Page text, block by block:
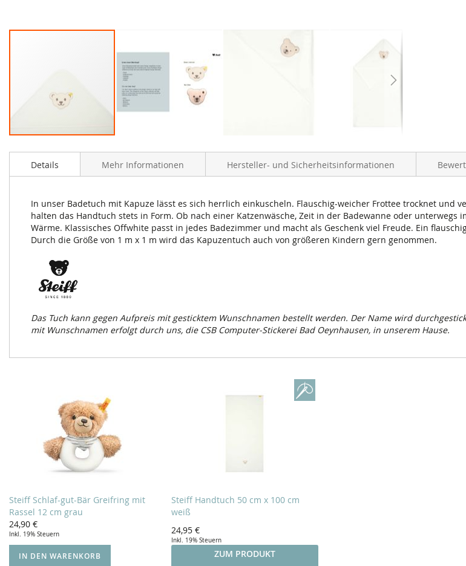
Anfang
Bildergalerie
Details
In unser Badetuch mit Kapuze lässt es sich herrlich einkuscheln. Flauschig-weicher Frottee trocknet und
halten das Handtuch stets in Form. Ob nach einer Katzenwäsche, Zeit in der Badewanne oder
Wärme. Klassisches Offwhite passt in jedes Badezimmer und macht als Geschenk viel Freude. Ein
Durch die Größe von 1 m x 1 m wird das Kapuzentuch auch von größeren Kindern gern genommen.
Das Tuch kann gegen Aufpreis mit gesticktem Wunschnamen bestellt werden. Der Name wird
mit Wunschnamen erfolgt durch uns, die CSB Computer-Stickerei Bad Oeynhausen, in unserem Hause.
Mehr Informationen Hersteller- und Sicherheitsinformationen
Steiff Schlaf-gut-Bär Greifring mit
Rassel 12 cm grau
24,90 €
Inkl. 19% Steuern
IN DEN WARENKORB
Steiff Handtuch 50 cm x 100 cm
weiß
24,95 €
Inkl. 19% Steuern
ZUM PRODUKT